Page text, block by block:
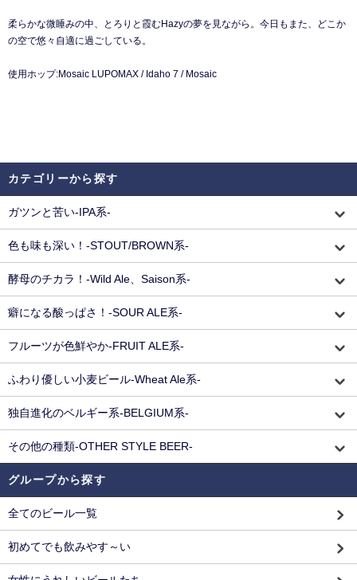
柔らかな微睡みの中、とろりと霞むHazyの夢を見ながら。今日もまた、どこか
の空で悠々自適に過ごしている。
使用ホップ:Mosaic LUPOMAX / Idaho 7 / Mosaic
カテゴリーから探す
ガツンと苦い-IPA系-
色も味も深い！-STOUT/BROWN系-
酵母のチカラ！-Wild Ale、Saison系-
癖になる酸っぱさ！-SOUR ALE系-
フルーツが色鮮やか-FRUIT ALE系-
ふわり優しい小麦ビール-Wheat Ale系-
独自進化のベルギー系-BELGIUM系-
その他の種類-OTHER STYLE BEER-
グループから探す
全てのビール一覧
初めてでも飲みやす～い